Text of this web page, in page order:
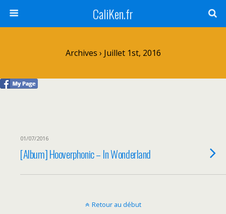
CaliKen.fr
Archives › Juillet 1st, 2016
01/07/2016
[Album] Hooverphonic – In Wonderland
Retour au début